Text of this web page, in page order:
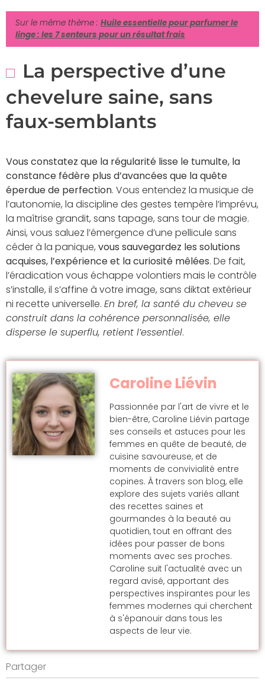
Sur le même thème : Huile essentielle pour parfumer le
linge : les 7 senteurs pour un résultat frais
La perspective d’une
chevelure saine, sans
faux-semblants
Vous constatez que la régularité lisse le tumulte, la
constance fédère plus d’avancées que la quête
éperdue de perfection. Vous entendez la musique de
l’autonomie, la discipline des gestes tempère l’imprévu,
la maîtrise grandit, sans tapage, sans tour de magie.
Ainsi, vous saluez l’émergence d’une pellicule sans
céder à la panique, vous sauvegardez les solutions
acquises, l’expérience et la curiosité mêlées. De fait,
l’éradication vous échappe volontiers mais le contrôle
s’installe, il s’affine à votre image, sans diktat extérieur
ni recette universelle. En bref, la santé du cheveu se
construit dans la cohérence personnalisée, elle
disperse le superflu, retient l’essentiel.
Caroline Liévin
Passionnée par l'art de vivre et le
bien-être, Caroline Liévin partage
ses conseils et astuces pour les
femmes en quête de beauté, de
cuisine savoureuse, et de
moments de convivialité entre
copines. À travers son blog, elle
explore des sujets variés allant
des recettes saines et
gourmandes à la beauté au
quotidien, tout en offrant des
idées pour passer de bons
moments avec ses proches.
Caroline suit l'actualité avec un
regard avisé, apportant des
perspectives inspirantes pour les
femmes modernes qui cherchent
à s'épanouir dans tous les
aspects de leur vie.
Partager